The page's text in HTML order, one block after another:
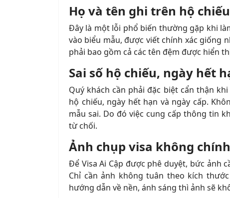
Họ và tên ghi trên hộ chiếu
Đây là một lỗi phổ biến thường gặp khi
vào biểu mẫu, được viết chính xác giống
phải bao gồm cả các tên đệm được hiển
Sai số hộ chiếu, ngày hết
Quý khách cần phải đặc biệt cẩn thận
hộ chiếu, ngày hết hạn và ngày cấp.
mẫu sai. Do đó việc cung cấp thông tin
từ chối.
Ảnh chụp visa không
Để Visa Ai Cập được phê duyệt, bức ảnh
Chỉ cần ảnh không tuân theo kích
hướng dẫn về nền, ánh sáng thì ảnh sẽ